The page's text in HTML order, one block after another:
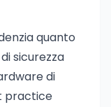
quanto
sicurezza
di
practice